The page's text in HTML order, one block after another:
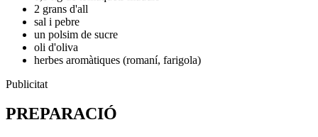
2 grans d'all
sal i pebre
un polsim de sucre
oli d'oliva
herbes aromàtiques (romaní, farigola)
Publicitat
PREPARACIÓ